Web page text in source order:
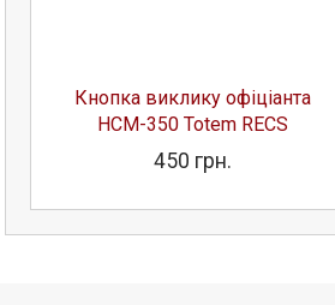
Кнопка виклику офіціанта
HCM-350 Totem RECS
450 грн.